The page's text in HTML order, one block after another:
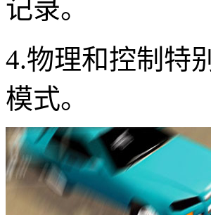
记录。
4.物理和控制特
模式。